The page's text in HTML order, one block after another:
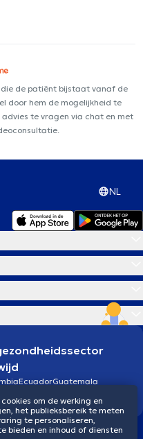
de patiënt bijstaat vanaf de
door hem de mogelijkheid te
te vragen via chat en met
NL
EcuadorGuatemala
om de werking en
het publieksbereik te meten
te personaliseren,
bieden en inhoud of diensten